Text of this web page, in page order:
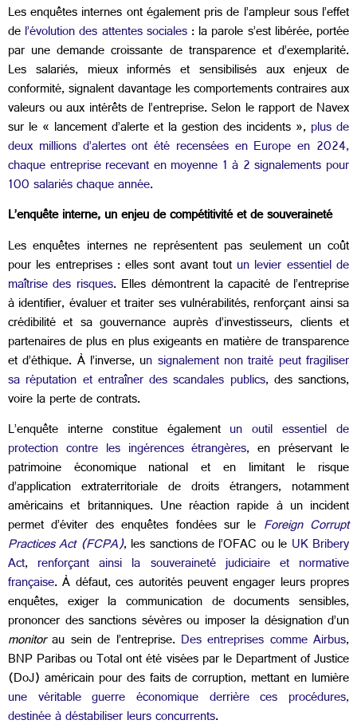
Les enquêtes internes ont également pris de l’ampleur sous l’effet
del’évolution des attentes sociales: la parole s’est libérée, portée
par une demande croissante de transparence et d’exemplarité.
Les salariés, mieux informés et sensibilisés aux enjeux de
conformité, signalent davantage les comportements contraires aux
valeurs ou aux intérêts de l’entreprise. Selon le rapport de Navex
sur le « lancement d’alerte et la gestion des incidents », plus de
deux millions d’alertes ont été recensées en Europe en 2024,
chaque entreprise recevant en moyenne 1 à 2 signalements pour
100 salariés chaque année.
L’enquête interne, un enjeu de compétitivité et de souveraineté
Les enquêtes internes ne représentent pas seulement un coût
pour les entreprises : elles sont avant tout un levier essentiel de
maîtrise des risques. Elles démontrent la capacité de l’entreprise
à identifier, évaluer et traiter ses vulnérabilités, renforçant ainsi sa
crédibilité et sa gouvernance auprès d’investisseurs, clients et
partenaires de plus en plus exigeants en matière de transparence
et d’éthique. À l’inverse, un signalement non traité peut fragiliser
sa réputation et entraîner des scandales publics, des sanctions,
voire la perte de contrats.
L’enquête interne constitue également un outil essentiel de
protection contre les ingérences étrangères, en préservant le
patrimoine économique national et en limitant le risque
d’application extraterritoriale de droits étrangers, notamment
américains et britanniques. Une réaction rapide à un incident
permet d’éviter des enquêtes fondées sur le Foreign Corrupt
Practices Act (FCPA), les sanctions de l’OFAC ou le UK Bribery
Act, renforçant ainsi la souveraineté judiciaire et normative
française. À défaut, ces autorités peuvent engager leurs propres
enquêtes, exiger la communication de documents sensibles,
prononcer des sanctions sévères ou imposer la désignation d’un
monitorau sein de l’entreprise. Des entreprises comme Airbus,
BNP Paribas ou Total ont été visées par le Department of Justice
(DoJ) américain pour des faits de corruption, mettant en lumière
une véritable guerre économique derrière ces procédures,
destinée à déstabiliser leurs concurrents.